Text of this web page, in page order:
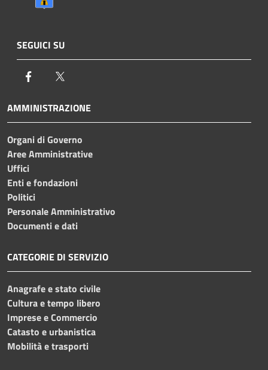
SEGUICI SU
Facebook
AMMINISTRAZIONE
Organi di Governo
Aree Amministrative
Uffici
Enti e fondazioni
Politici
Personale Amministrativo
Documenti e dati
CATEGORIE DI SERVIZIO
Anagrafe e stato civile
Cultura e tempo libero
Imprese e Commercio
Catasto e urbanistica
Mobilità e trasporti